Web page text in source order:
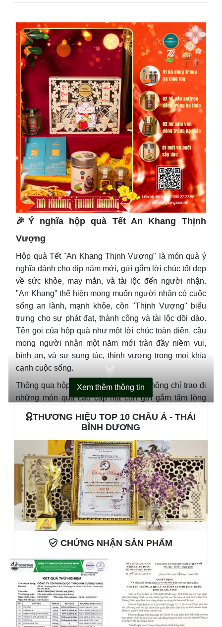
THÔNG TIN SẢN PHẨM CHÍNH SÁCH BÁN HÀNG
🎉Ý nghĩa hộp quà Tết An Khang Thịnh
Vượng
Hộp quà Tết "An Khang Thịnh Vượng" là món quà ý
nghĩa dành cho dịp năm mới, gửi gắm lời chúc tốt đẹp
về sức khỏe, may mắn, và tài lộc đến người nhận.
"An Khang" thể hiện mong muốn người nhận có cuộc
sống an lành, mạnh khỏe, còn "Thịnh Vượng" biểu
trưng cho sự phát đạt, thành công và tài lộc dồi dào.
Tên gọi của hộp quà như một lời chúc toàn diện, cầu
mong người nhận một năm mới tràn đầy niềm vui,
bình an, và sự sung túc, thịnh vượng trong mọi khía
cạnh cuộc sống.
Thông qua hộp quà này, người tặng không chỉ trao đi
những món quà cao cấp mà còn gửi gắm tấm lòng
chân thành, mong muốn người nhận sẽ luôn vững
vàng, thịnh vượng, và đón nhận mọi điều tốt đẹp trong
🎉Thiết kế ấn tượng và ý nghĩa:
Hộp quà được thiết kế vô cùng độc đáo với họa tiết
nổi bật là chú mèo thần tài (Maneki Neko), biểu tượng
của may mắn, tài lộc trong văn hóa phương Đông.
Hình ảnh chú mèo giơ tay vẫy, kèm theo 2 câu chúc
"Tết Thịnh Vượng" và "Đón An Khang" mang ý nghĩa
cho sự thịnh vượng, bình an cho năm mới.
Mặt trước của hộp được chạm khắc tỉ mỉ với các hoa
văn tinh xảo, hoa đào – biểu tượng của mùa xuân và
sự sinh sôi, phát triển, gắn liền với Tết truyền thống.
Sự kết hợp giữa các hình ảnh mang đến vẻ đẹp hài
hòa, trang nhã, làm nổi bật giá trị của sản phẩm.
🎉Thành phần cao cấp – Quà tặng sức khỏe
Xem thêm thông tin
THƯƠNG HIỆU TOP 10 CHÂU Á - THÁI
BÌNH DƯƠNG
CHỨNG NHẬN SẢN PHẨM